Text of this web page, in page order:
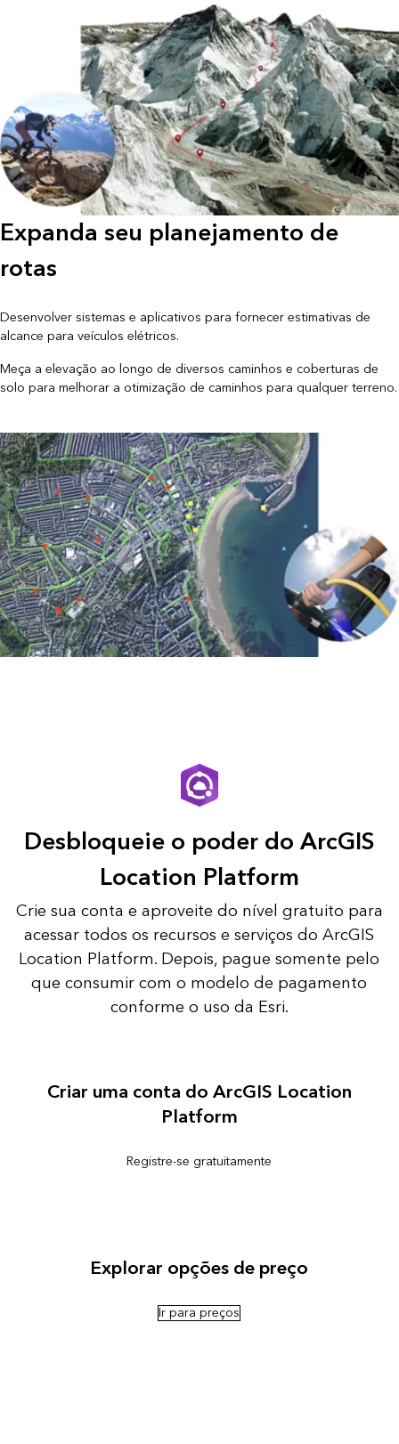
Expanda seu planejamento de
rotas
Desenvolver sistemas e aplicativos para fornecer estimativas de
alcance para veículos elétricos.
Meça a elevação ao longo de diversos caminhos e coberturas de
solo para melhorar a otimização de caminhos para qualquer terreno.
Desbloqueie o poder do ArcGIS
Location Platform
Crie sua conta e aproveite do nível gratuito para
acessar todos os recursos e serviços do ArcGIS
Location Platform. Depois, pague somente pelo
que consumir com o modelo de pagamento
conforme o uso da Esri.
Criar uma conta do ArcGIS Location
Platform
Registre-se gratuitamente
Explorar opções de preço
Ir para preços